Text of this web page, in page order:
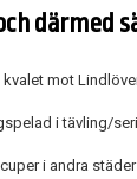
därmed
mot
i tävling/
i andra